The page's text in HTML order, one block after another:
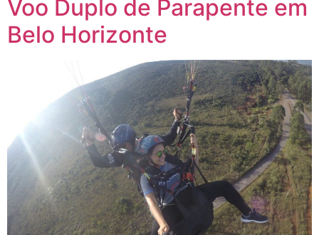
Voo Duplo de Parapente em
Belo Horizonte